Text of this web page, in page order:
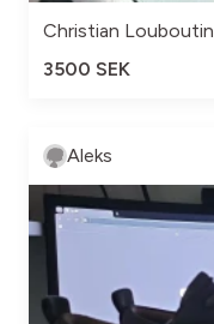
Christian Louboutin
3500 SEK
Aleks